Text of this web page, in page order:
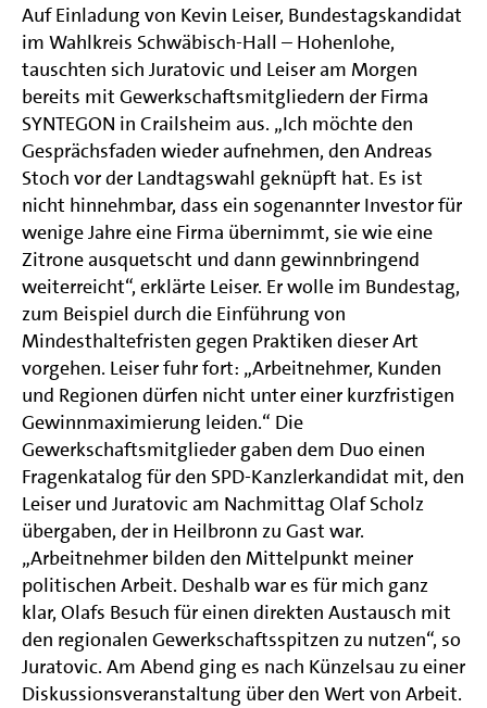
Auf Einladung von Kevin Leiser, Bundestagskandidat
im Wahlkreis Schwäbisch-Hall – Hohenlohe,
tauschten sich Juratovic und Leiser am Morgen
bereits mit Gewerkschaftsmitgliedern der Firma
SYNTEGON in Crailsheim aus. „Ich möchte den
Gesprächsfaden wieder aufnehmen, den Andreas
Stoch vor der Landtagswahl geknüpft hat. Es ist
nicht hinnehmbar, dass ein sogenannter Investor für
wenige Jahre eine Firma übernimmt, sie wie eine
Zitrone ausquetscht und dann gewinnbringend
weiterreicht“, erklärte Leiser. Er wolle im Bundestag,
zum Beispiel durch die Einführung von
Mindesthaltefristen gegen Praktiken dieser Art
vorgehen. Leiser fuhr fort: „Arbeitnehmer, Kunden
und Regionen dürfen nicht unter einer kurzfristigen
Gewinnmaximierung leiden.“ Die
Gewerkschaftsmitglieder gaben dem Duo einen
Fragenkatalog für den SPD-Kanzlerkandidat mit, den
Leiser und Juratovic am Nachmittag Olaf Scholz
übergaben, der in Heilbronn zu Gast war.
„Arbeitnehmer bilden den Mittelpunkt meiner
politischen Arbeit. Deshalb war es für mich ganz
klar, Olafs Besuch für einen direkten Austausch mit
den regionalen Gewerkschaftsspitzen zu nutzen“, so
Juratovic. Am Abend ging es nach Künzelsau zu einer
Diskussionsveranstaltung über den Wert von Arbeit.